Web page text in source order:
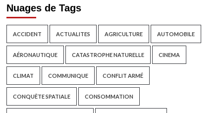
Nuages de Tags
ACCIDENT ACTUALITES AGRICULTURE AUTOMOBILE
AÉRONAUTIQUE CATASTROPHE NATURELLE CINEMA
CLIMAT COMMUNIQUE CONFLIT ARMÉ
CONQUÊTE SPATIALE CONSOMMATION